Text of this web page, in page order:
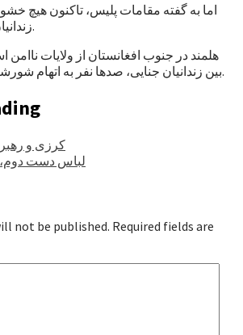
اما به گفته مقامات پلیس، تاکنون هیچ
زندانیان هلمند رخ نداده است.
هلمند در جنوب افغانستان از ولایات ناامن
بین زندانیان جنایی، صدها نفر به اتهام شورشگری نیز زندانی هستند.
کرزی و
لباس دست
not be published. Required fields are